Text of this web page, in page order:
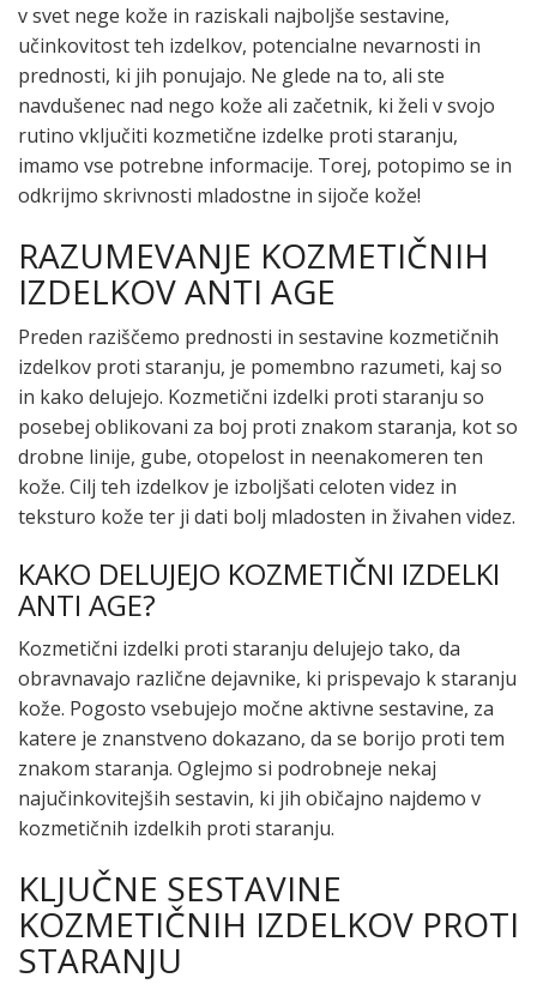
v svet nege kože in raziskali najboljše sestavine,
učinkovitost teh izdelkov, potencialne nevarnosti in
prednosti, ki jih ponujajo. Ne glede na to, ali ste
navdušenec nad nego kože ali začetnik, ki želi v svojo
rutino vključiti kozmetične izdelke proti staranju,
imamo vse potrebne informacije. Torej, potopimo se in
odkrijmo skrivnosti mladostne in sijoče kože!
RAZUMEVANJE KOZMETIČNIH
IZDELKOV ANTI AGE
Preden raziščemo prednosti in sestavine kozmetičnih
izdelkov proti staranju, je pomembno razumeti, kaj so
in kako delujejo. Kozmetični izdelki proti staranju so
posebej oblikovani za boj proti znakom staranja, kot so
drobne linije, gube, otopelost in neenakomeren ten
kože. Cilj teh izdelkov je izboljšati celoten videz in
teksturo kože ter ji dati bolj mladosten in živahen videz.
KAKO DELUJEJO KOZMETIČNI IZDELKI
ANTI AGE?
Kozmetični izdelki proti staranju delujejo tako, da
obravnavajo različne dejavnike, ki prispevajo k staranju
kože. Pogosto vsebujejo močne aktivne sestavine, za
katere je znanstveno dokazano, da se borijo proti tem
znakom staranja. Oglejmo si podrobneje nekaj
najučinkovitejših sestavin, ki jih običajno najdemo v
kozmetičnih izdelkih proti staranju.
KLJUČNE SESTAVINE
KOZMETIČNIH IZDELKOV PROTI
STARANJU